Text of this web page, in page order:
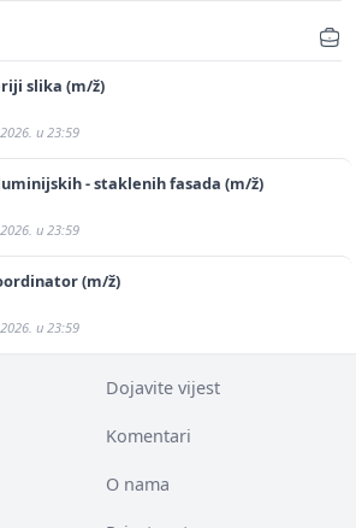
slika (m/ž)
u 23:59
- staklenih fasada (m/ž)
u 23:59
(m/ž)
u 23:59
Dojavite vijest
Komentari
O nama